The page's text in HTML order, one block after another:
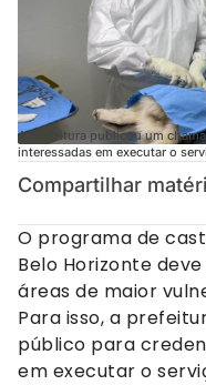
A prefeitura publicou um
interessadas em executar o
Compartilhar
O programa de
Belo Horizonte
áreas de maior
Para isso, a
público para
em executar o